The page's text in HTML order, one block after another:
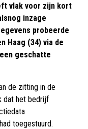
vlak voor zijn kort
inzage
probeerde
Haag (34) via de
geschatte
de zitting in de
dat het bedrijf
toegestuurd.